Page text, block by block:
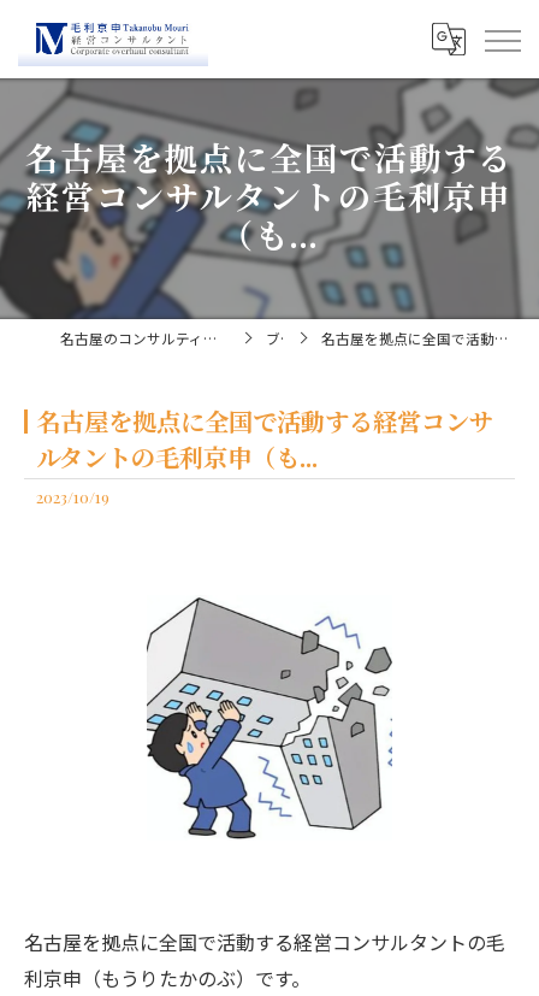
名古屋を拠点に全国で活動する
経営コンサルタントの毛利京申
（も...
名古屋のコンサルティングなら経営コンサルタント毛利京申 ブログ 名古屋を拠点に全国で活動する経営コンサルタントの毛利京申（も...
名古屋を拠点に全国で活動する経営コンサ
ルタントの毛利京申（も...
2023/10/19
名古屋を拠点に全国で活動する経営コンサルタントの毛
利京申（もうりたかのぶ）です。